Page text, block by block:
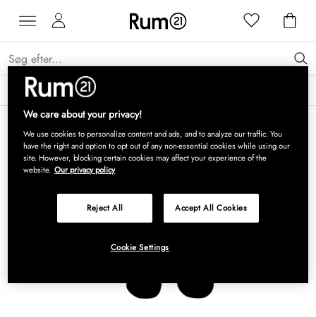
Få 15 % på Grythyttan Stålmöbler* →
We care about your privacy!
We use cookies to personalize content and ads, and to analyze our traffic. You
have the right and option to opt out of any non-essential cookies while using our
site. However, blocking certain cookies may affect your experience of the
website. Our privacy policy
Reject All Accept All Cookies
Cookie Settings